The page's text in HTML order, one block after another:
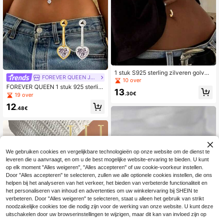
FOREVER QUEEN JEWELRY
FOREVER QUEEN 1 stuk 925 sterlin
g zilveren hartvormige zirkonia nav
elpiercing, navelpiercing, gebogen
staafje, sierlijke navelpiercing, krist
19 over
12.48€
1 stuk S925 sterling zilveren golven
de navelring met diamanten, voor d
agelijks gebruik door meisjes, meisj
esoutfit, het beste cadeau voor vrie
10 over
13.30€
We gebruiken cookies en vergelijkbare technologieën op onze website om de dienst te
leveren die u aanvraagt, en om u de best mogelijke website-ervaring te bieden. U kunt
op elk moment "Alles weigeren", "Alles accepteren" of uw cookie-voorkeur instellen.
Door "Alles accepteren" te selecteren, zullen we alle optionele cookies instellen, die ons
helpen bij het analyseren van het verkeer, het bieden van verbeterde functionaliteit en
het personaliseren van inhoud en advertenties om uw winkelervaring bij SHEIN te
verbeteren. Door "Alles weigeren" te selecteren, staat u alleen het gebruik van strikt
noodzakelijke cookies toe die nodig zijn voor de werking van onze website. U kunt deze
uitschakelen door uw browserinstellingen te wijzigen, maar dit kan van invloed zijn op